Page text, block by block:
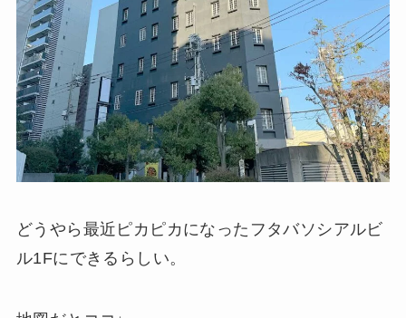
どうやら最近ピカピカになったフタバソシアルビ
ル1Fにできるらしい。